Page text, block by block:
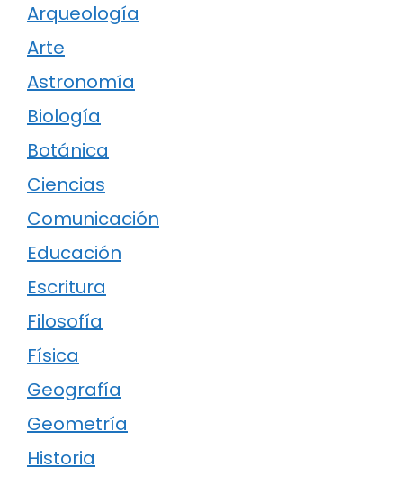
Arqueología
Arte
Astronomía
Biología
Botánica
Ciencias
Comunicación
Educación
Escritura
Filosofía
Física
Geografía
Geometría
Historia